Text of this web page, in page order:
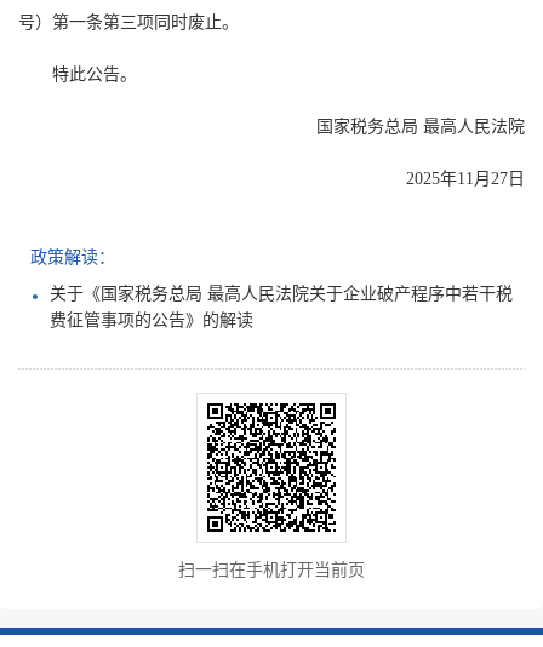
号）第一条第三项同时废止。
特此公告。
国家税务总局 最高人民法院
2025年11月27日
政策解读：
关于《国家税务总局 最高人民法院关于企业破产程序中若干税
费征管事项的公告》的解读
扫一扫在手机打开当前页